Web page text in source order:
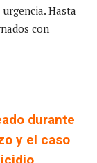
Hasta
con
durante
y el caso